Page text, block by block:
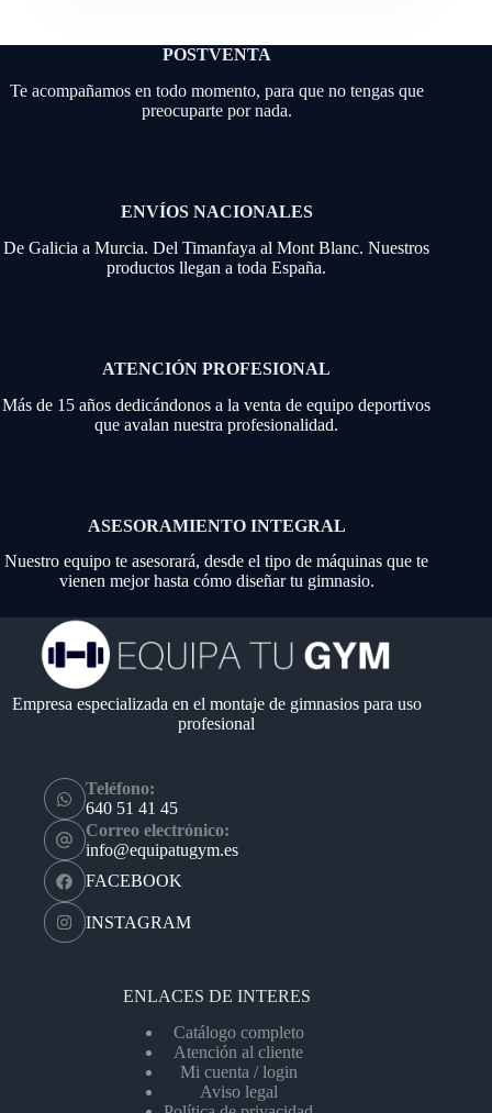
POSTVENTA
Te acompañamos en todo momento, para que no tengas que
preocuparte por nada.
ENVÍOS NACIONALES
De Galicia a Murcia. Del Timanfaya al Mont Blanc. Nuestros
productos llegan a toda España.
ATENCIÓN PROFESIONAL
Más de 15 años dedicándonos a la venta de equipo deportivos
que avalan nuestra profesionalidad.
ASESORAMIENTO INTEGRAL
Nuestro equipo te asesorará, desde el tipo de máquinas que te
vienen mejor hasta cómo diseñar tu gimnasio.
Empresa especializada en el montaje de gimnasios para uso
profesional
Teléfono:
640 51 41 45
Correo electrónico:
info@equipatugym.es
FACEBOOK
INSTAGRAM
ENLACES DE INTERES
Catálogo completo
Atención al cliente
Mi cuenta / login
Aviso legal